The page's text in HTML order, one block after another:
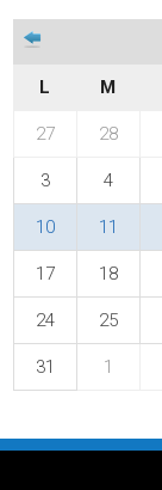
L M
27 28
3 4
10 11
17 18
24 25
31 1